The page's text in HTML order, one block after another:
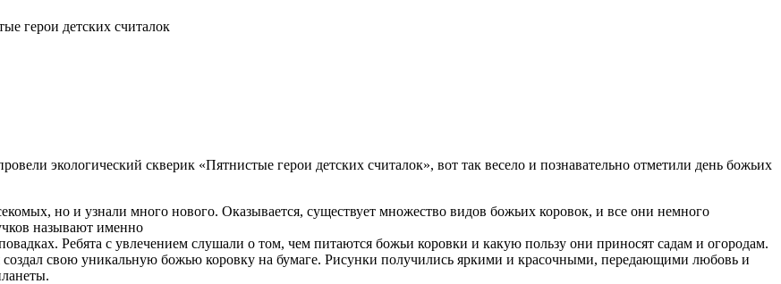
герои детских считалок
экологический скверик «Пятнистые герои детских считалок», вот так весело и познавательно отметили день божьих
но и узнали много нового. Оказывается, существует множество видов божьих коровок, и все они немного
называют именно
Ребята с увлечением слушали о том, чем питаются божьи коровки и какую пользу они приносят садам и огородам.
свою уникальную божью коровку на бумаге. Рисунки получились яркими и красочными, передающими любовь и